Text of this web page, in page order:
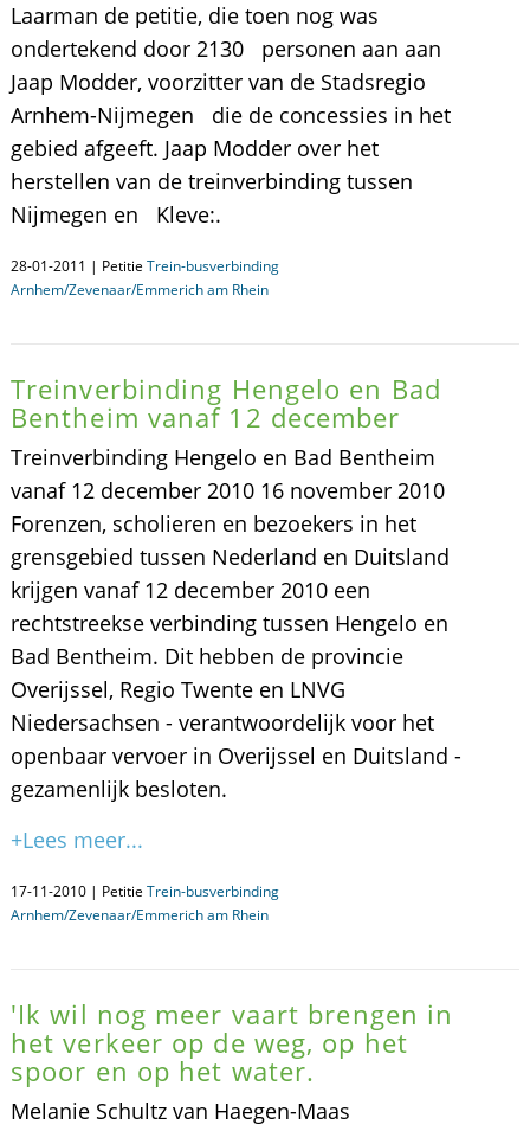
Laarman de petitie, die toen nog was
ondertekend door 2130 personen aan aan
Jaap Modder, voorzitter van de Stadsregio
Arnhem-Nijmegen die de concessies in het
gebied afgeeft. Jaap Modder over het
herstellen van de treinverbinding tussen
Nijmegen en Kleve:.
28-01-2011 | Petitie Trein-busverbinding
Arnhem/Zevenaar/Emmerich am Rhein
Treinverbinding Hengelo en Bad
Bentheim vanaf 12 december
Treinverbinding Hengelo en Bad Bentheim
vanaf 12 december 2010 16 november 2010
Forenzen, scholieren en bezoekers in het
grensgebied tussen Nederland en Duitsland
krijgen vanaf 12 december 2010 een
rechtstreekse verbinding tussen Hengelo en
Bad Bentheim. Dit hebben de provincie
Overijssel, Regio Twente en LNVG
Niedersachsen - verantwoordelijk voor het
openbaar vervoer in Overijssel en Duitsland -
gezamenlijk besloten.
+Lees meer...
17-11-2010 | Petitie Trein-busverbinding
Arnhem/Zevenaar/Emmerich am Rhein
'Ik wil nog meer vaart brengen in
het verkeer op de weg, op het
spoor en op het water.
Melanie Schultz van Haegen-Maas